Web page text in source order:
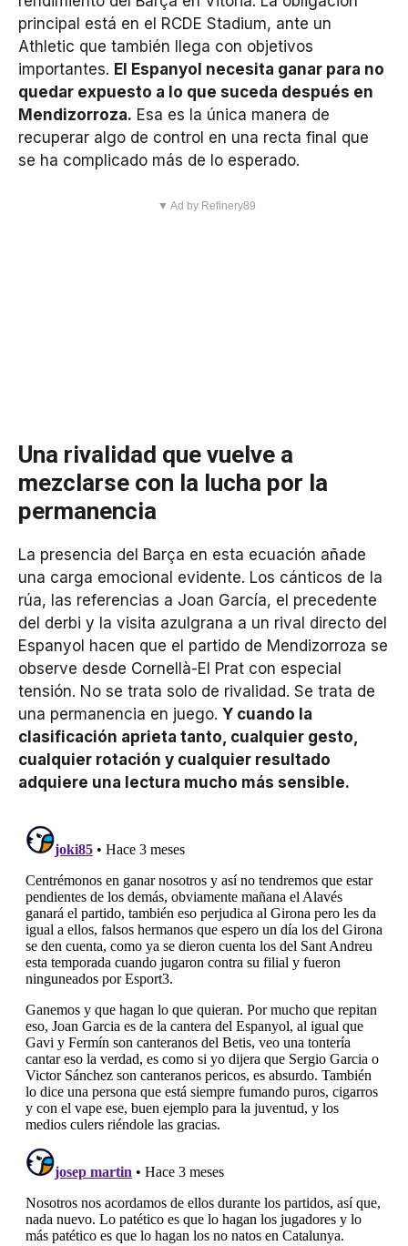
principal está en el RCDE Stadium, ante un
Athletic que también llega con objetivos
importantes. El Espanyol necesita ganar para no
quedar expuesto a lo que suceda después en
Mendizorroza. Esa es la única manera de
recuperar algo de control en una recta final que
se ha complicado más de lo esperado.
▼ Ad by Refinery89
Una rivalidad que vuelve a
mezclarse con la lucha por la
permanencia
La presencia del Barça en esta ecuación añade
una carga emocional evidente. Los cánticos de la
rúa, las referencias a Joan García, el precedente
del derbi y la visita azulgrana a un rival directo del
Espanyol hacen que el partido de Mendizorroza se
observe desde Cornellà-El Prat con especial
tensión. No se trata solo de rivalidad. Se trata de
una permanencia en juego. Y cuando la
clasificación aprieta tanto, cualquier gesto,
cualquier rotación y cualquier resultado
adquiere una lectura mucho más sensible.